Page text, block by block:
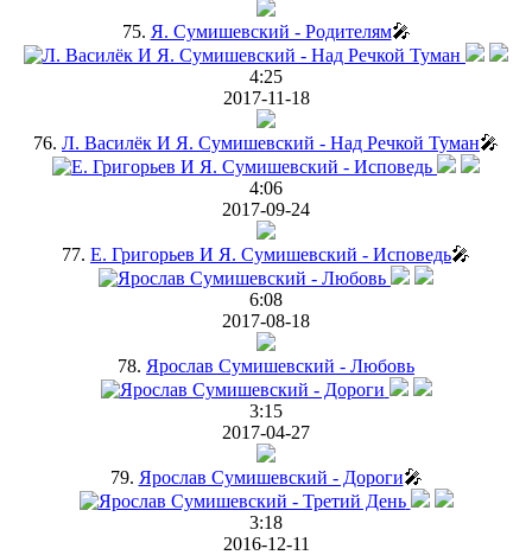
75. Я. Сумишевский - Родителям🎤
4:25
2017-11-18
76. Л. Василёк И Я. Сумишевский - Над Речкой Туман🎤
4:06
2017-09-24
77. Е. Григорьев И Я. Сумишевский - Исповедь🎤
6:08
2017-08-18
78. Ярослав Сумишевский - Любовь
3:15
2017-04-27
79. Ярослав Сумишевский - Дороги🎤
3:18
2016-12-11